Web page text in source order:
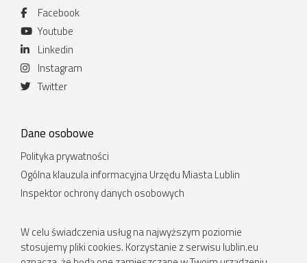
Facebook
Youtube
Linkedin
Instagram
Twitter
Dane osobowe
Polityka prywatności
Ogólna klauzula informacyjna Urzędu Miasta Lublin
Inspektor ochrony danych osobowych
W celu świadczenia usług na najwyższym poziomie
stosujemy pliki cookies. Korzystanie z serwisu lublin.eu